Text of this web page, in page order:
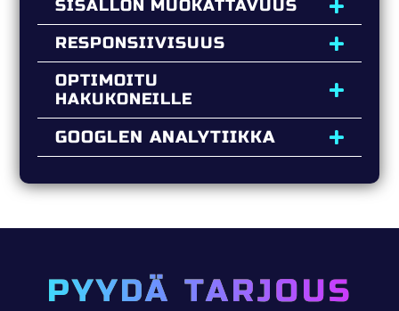
SISÄLLÖN MUOKATTAVUUS
RESPONSIIVISUUS
OPTIMOITU
HAKUKONEILLE
GOOGLEN ANALYTIIKKA
PYYDÄ TARJOUS